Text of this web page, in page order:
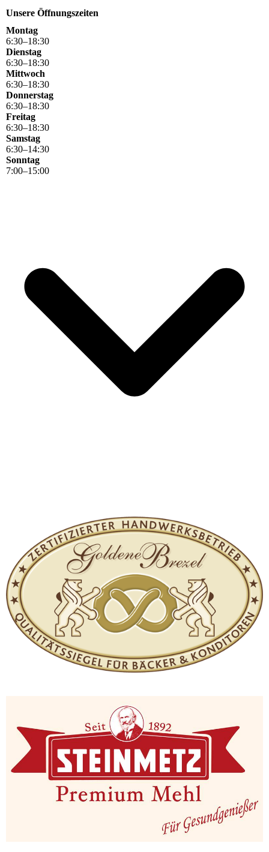
Unsere Öffnungszeiten
Montag
6:30–18:30
Dienstag
6:30–18:30
Mittwoch
6:30–18:30
Donnerstag
6:30–18:30
Freitag
6:30–18:30
Samstag
6:30–14:30
Sonntag
7:00–15:00